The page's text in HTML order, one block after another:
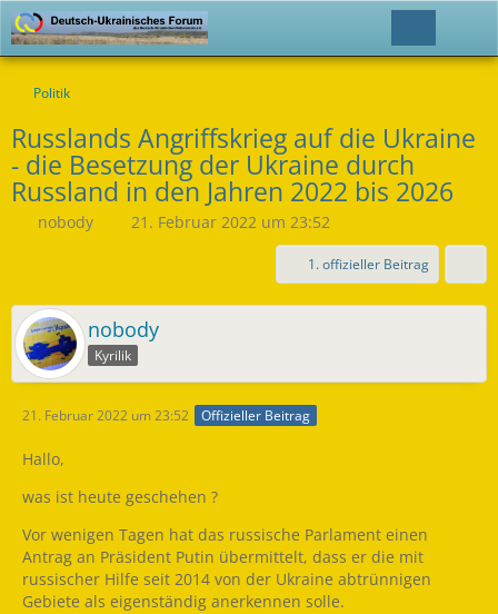
Politik
Russlands Angriffskrieg auf die Ukraine
- die Besetzung der Ukraine durch
Russland in den Jahren 2022 bis 2026
nobody 21. Februar 2022 um 23:52
1. offizieller Beitrag
nobody
Kyrilik
21. Februar 2022 um 23:52 Offizieller Beitrag
Hallo,
was ist heute geschehen ?
Vor wenigen Tagen hat das russische Parlament einen
Antrag an Präsident Putin übermittelt, dass er die mit
russischer Hilfe seit 2014 von der Ukraine abtrünnigen
Gebiete als eigenständig anerkennen solle.